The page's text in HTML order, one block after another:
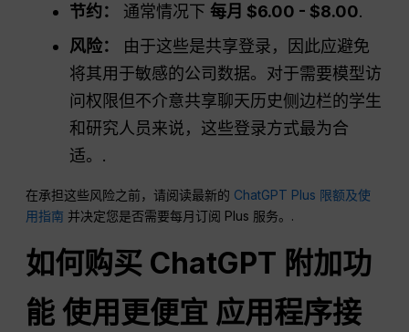
节约： 通常情况下 每月 $6.00 - $8.00.
风险：
由于这些是共享登录，因此应避免
将其用于敏感的公司数据。对于需要模型访
问权限但不介意共享聊天历史侧边栏的学生
和研究人员来说，这些登录方式最为合
适。.
在承担这些风险之前，请阅读最新的 ChatGPT Plus 限额及使
用指南 并决定您是否需要每月订阅 Plus 服务。.
如何购买 ChatGPT 附加功
能 使用更便宜 应用程序接